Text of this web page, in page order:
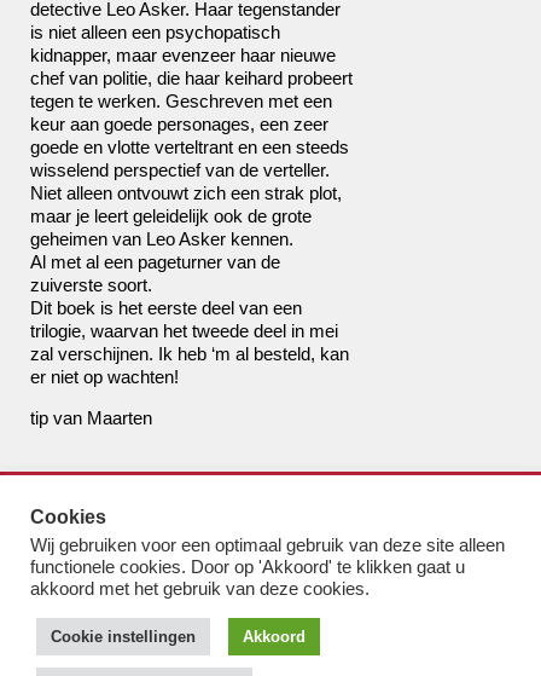
detective Leo Asker. Haar tegenstander
is niet alleen een psychopatisch
kidnapper, maar evenzeer haar nieuwe
chef van politie, die haar keihard probeert
tegen te werken. Geschreven met een
keur aan goede personages, een zeer
goede en vlotte verteltrant en een steeds
wisselend perspectief van de verteller.
Niet alleen ontvouwt zich een strak plot,
maar je leert geleidelijk ook de grote
geheimen van Leo Asker kennen.
Al met al een pageturner van de
zuiverste soort.
Dit boek is het eerste deel van een
trilogie, waarvan het tweede deel in mei
zal verschijnen. Ik heb ‘m al besteld, kan
er niet op wachten!
tip van Maarten
bestel@boekhandelvanpampus.nl
van Eesterenlaan 17
1019 JK Amsterdam
u appt ons 06 1544 8310
u belt ons 020 419 3023
Cookies
Wij gebruiken voor een optimaal gebruik van deze site alleen
functionele cookies. Door op 'Akkoord' te klikken gaat u
akkoord met het gebruik van deze cookies.
Cookie instellingen Akkoord